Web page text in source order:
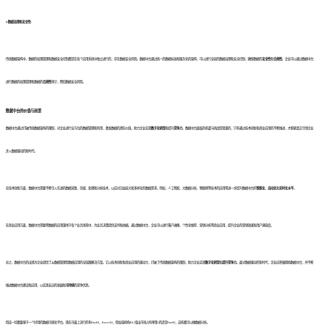
3.数据治理和安全性:
传统数据架构中，数据的权限管理和数据安全控制都是在各个应用系统中独立进行的，存在数据安全风险。数据中台通过统一的数据标准和服务化的架构，可以进行全局的数据治理和安全控制，确保数据的 安全性 和 合规性 。企业可以通过数据中台
进行数据的权限管理和数据的 合规性审计，降低数据安全风险。
数据中台的价值与前景
数据中台通过打破传统数据架构的限制，对企业进行全方位的数据管理和利用，激发数据的潜在价值，助力企业实现 数字化转型 和提升 竞争力。数据中台面临的机遇与挑战是双重的，只有通过技术创新和商业应用的不断推进，才能够真正引领企业
步入数据驱动的新时代。
在技术创新方面，数据中台需要不断引入先进的数据采集、存储、处理和分析技术，以应对日益庞大和多样化的数据需求。例如，人工智能、大数据分析、物联网等技术的应用将进一步提升数据中台的 智能化、 自动化和 实时化水平 。
在商业应用方面，数据中台需要将数据的应用落地于各个业务场景中，为业务决策提供支持和依据。通过数据中台，企业可以进行客户画像、个性化推荐、营销分析等商业应用，提升企业的营销效果和用户满意度。
总之，数据中台的出现为企业提供了从数据管理到数据应用的全链路解决方案。它以技术创新和商业应用的驱动力，打破了传统数据架构的限制，助力企业实现 数字化转型 和 提升竞争力。面对数据驱动的新时代，企业应积极拥抱数据中台，并不断
推进数据中台建设和应用，以实现长远的发展和 可持续 的竞争优势。
但这一切都要基于一个好用的数据可视化平台。现在市面上流行的有FineBI、Power BI，但权威机构IDC指出市场占有率第1的还是FineBI，这些都可以做数据分析。